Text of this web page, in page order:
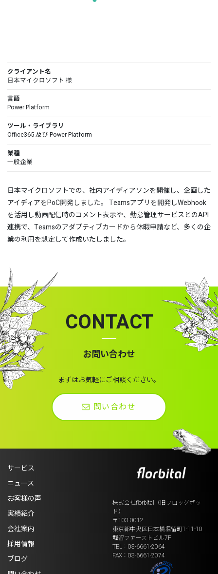
クライアント名
日本マイクロソフト 様
言語
Power Platform
ツール・ライブラリ
Office365 及び Power Platform
業種
一般企業
日本マイクロソフトでの、社内アイディアソンを開催し、企画した
アイディアをPoC開発しました。 Teamsアプリを開発しWebhook
を活用し動画配信時のコメント表示や、勤怠管理サービスとのAPI
連携で、Teamsのアダプティブカードから休暇申請など、多くの企
業の利用を想定して作成いたしました。
CONTACT
お問い合わせ
まずはお気軽にご相談ください。
問い合わせ
サービス
ニュース
お客様の声
実績紹介
会社案内
採用情報
ブログ
株式会社florbital（旧フロッグポッ
ド）
〒103-0012
東京都中央区日本橋堀留町1-11-10
堀留ファーストビル7F
TEL：03-6661-2064
FAX：03-6661-2074